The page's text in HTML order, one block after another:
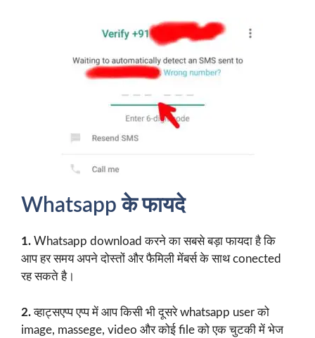
Whatsapp के फायदे
1. Whatsapp download करने का सबसे बड़ा फायदा है कि
आप हर समय अपने दोस्तों और फैमिली मेंबर्स के साथ conected
रह सकते है।
2.व्हाट्सएप्प एप्प में आप किसी भी दूसरे whatsapp user को
image, massege, video और कोई file को एक चुटकी में भेज